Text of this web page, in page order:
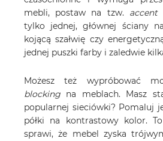
mebli, postaw na tzw. accent
tylko jednej, głównej ściany
kojącą szałwię czy
jednej puszki farby i zaledwie
Możesz też wypróbować
blocking na meblach. Masz
popularnej sieciówki? Pomaluj
półki na kontrastowy kolor.
sprawi, że mebel zyska